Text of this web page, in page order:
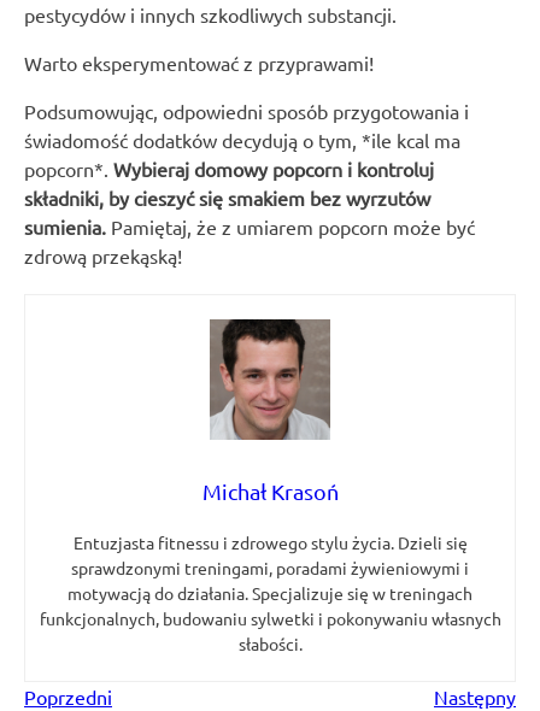
pestycydów i innych szkodliwych substancji.
Warto eksperymentować z przyprawami!
Podsumowując, odpowiedni sposób przygotowania i
świadomość dodatków decydują o tym, *ile kcal ma
popcorn*. Wybieraj domowy popcorn i kontroluj
składniki, by cieszyć się smakiem bez wyrzutów
sumienia. Pamiętaj, że z umiarem popcorn może być
zdrową przekąską!
Michał Krasoń
Entuzjasta fitnessu i zdrowego stylu życia. Dzieli się
sprawdzonymi treningami, poradami żywieniowymi i
motywacją do działania. Specjalizuje się w treningach
funkcjonalnych, budowaniu sylwetki i pokonywaniu własnych
słabości.
Poprzedni
Następny